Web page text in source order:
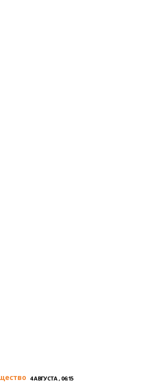
4 АВГУСТА , 06:15